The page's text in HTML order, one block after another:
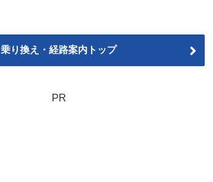
乗り換え・経路案内トップ
PR